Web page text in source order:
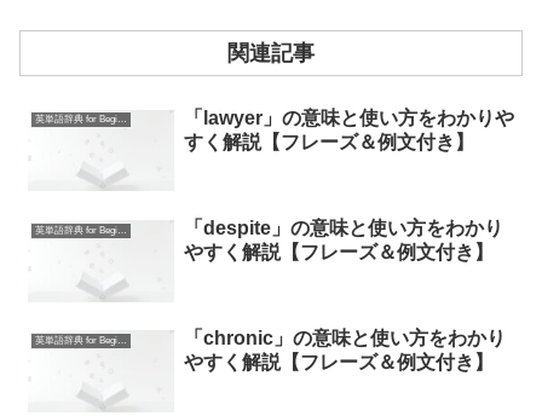
関連記事
英単語辞典 for Beginners
「lawyer」の意味と使い方をわかりや
すく解説【フレーズ＆例文付き】
英単語辞典 for Beginners
「despite」の意味と使い方をわかり
やすく解説【フレーズ＆例文付き】
英単語辞典 for Beginners
「chronic」の意味と使い方をわかり
やすく解説【フレーズ＆例文付き】